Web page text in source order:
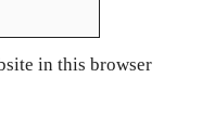
in this browser